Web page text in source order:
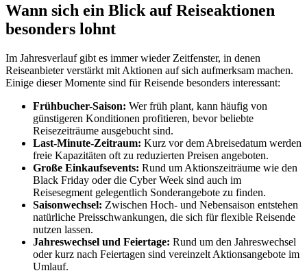
Wann sich ein Blick auf Reiseaktionen
besonders lohnt
Im Jahresverlauf gibt es immer wieder Zeitfenster, in denen
Reiseanbieter verstärkt mit Aktionen auf sich aufmerksam machen.
Einige dieser Momente sind für Reisende besonders interessant:
Frühbucher-Saison: Wer früh plant, kann häufig von
günstigeren Konditionen profitieren, bevor beliebte
Reisezeiträume ausgebucht sind.
Last-Minute-Zeitraum: Kurz vor dem Abreisedatum werden
freie Kapazitäten oft zu reduzierten Preisen angeboten.
Große Einkaufsevents: Rund um Aktionszeiträume wie den
Black Friday oder die Cyber Week sind auch im
Reisesegment gelegentlich Sonderangebote zu finden.
Saisonwechsel: Zwischen Hoch- und Nebensaison entstehen
natürliche Preisschwankungen, die sich für flexible Reisende
nutzen lassen.
Jahreswechsel und Feiertage: Rund um den Jahreswechsel
oder kurz nach Feiertagen sind vereinzelt Aktionsangebote im
Umlauf.